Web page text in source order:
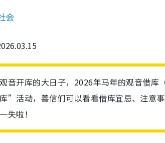
会
音开库的大日子，2026年马年的观音借
”活动，善信们可以看看借库宜忌、注意
失啦！